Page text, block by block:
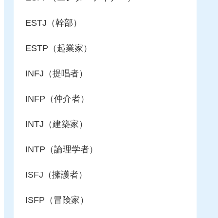
ESTJ（幹部）
ESTP（起業家）
INFJ（提唱者）
INFP（仲介者）
INTJ（建築家）
INTP（論理学者）
ISFJ（擁護者）
ISFP（冒険家）